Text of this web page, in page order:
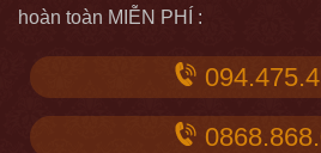
hoàn toàn MIỄN PHÍ :